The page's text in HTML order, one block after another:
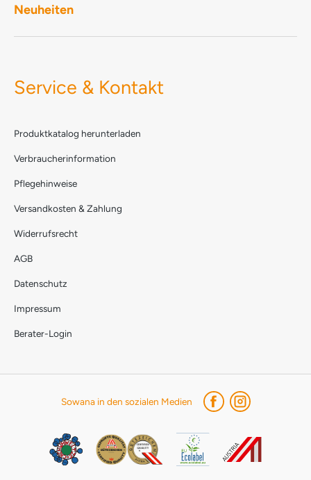
Neuheiten
Service & Kontakt
Produktkatalog herunterladen
Verbraucherinformation
Pflegehinweise
Versandkosten & Zahlung
Widerrufsrecht
AGB
Datenschutz
Impressum
Berater-Login
Sowana in den sozialen Medien